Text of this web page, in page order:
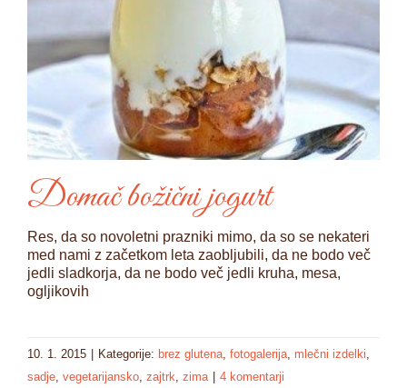
Domač božični jogurt
Res, da so novoletni prazniki mimo, da so se nekateri
med nami z začetkom leta zaobljubili, da ne bodo več
jedli sladkorja, da ne bodo več jedli kruha, mesa,
ogljikovih
10. 1. 2015 | Kategorije: brez glutena fotogalerija mlečni izdelki
sadje vegetarijansko zajtrk zima | 4 komentarji